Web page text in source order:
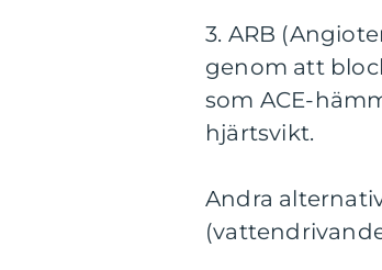
3. ARB
genom att
som ACE-
hjärtsvikt.
Andra